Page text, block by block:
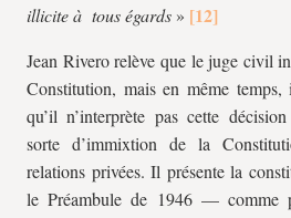
illicite à tous égards »
Jean Rivero relève que le juge civil
Constitution, mais en même
qu’il n’interprète pas cette
sorte d’immixtion de la
relations privées. Il présente la
le Préambule de 1946 — comme